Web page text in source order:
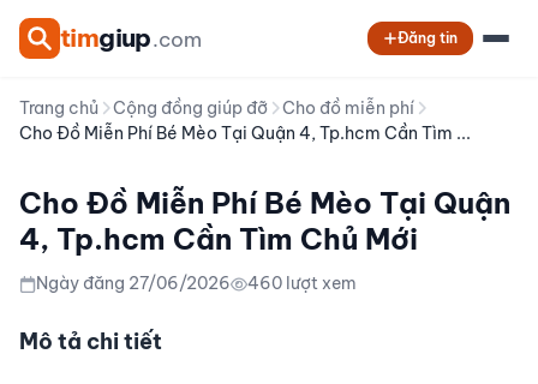
timgiup.com Đăng tin
Trang chủ Cộng đồng giúp đỡ
Cho đồ miễn phí
Cho Đồ Miễn Phí Bé Mèo Tại Quận 4, Tp.hcm Cần Tìm ...
Cho Đồ Miễn Phí Bé Mèo Tại Quận
4, Tp.hcm Cần Tìm Chủ Mới
Ngày đăng 27/06/2026 460 lượt xem
Mô tả chi tiết